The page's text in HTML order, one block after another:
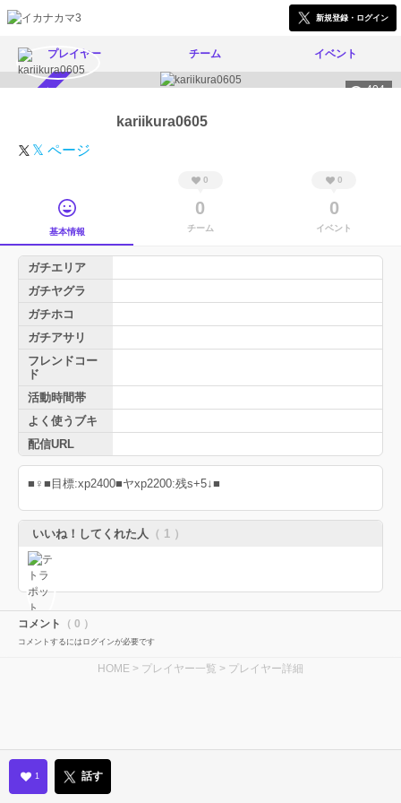
新規登録・ログイン
プレイヤー チーム イベント
404
kariikura0605
𝕏 ページ
基本情報
0
0
チーム
0
0
イベント
ガチエリア
ガチヤグラ
ガチホコ
ガチアサリ
フレンドコー
ド
活動時間帯
よく使うブキ
配信URL
■♀■目標:xp2400■ヤxp2200:残s+5↓■
いいね！してくれた人 （ 1 ）
コメント （ 0 ）
コメントするにはログインが必要です
HOME > プレイヤー一覧 > プレイヤー詳細
1 話す